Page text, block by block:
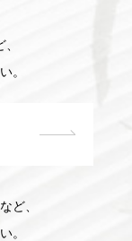
。
ど、
。